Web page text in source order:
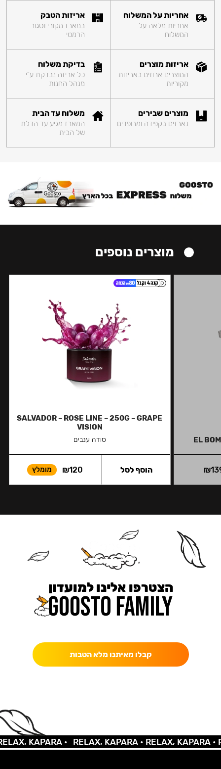
אחריות על המשלוח
אחריות מלאה על
המשלוח
אריזות הטבק
במארז מקורי וסגור
הרמטי
אריזות מוצרים
המוצרים ארוזים באריזות
מקוריות
בדיקת משלוח
כל אריזה נבדקת ע"י
מנהל החנות
מוצרים שבירים
נארזים בקפידה ומרופדים
משלוח עד הבית
המארז מגיע עד הדלת
של הבית
מוצרים נוספים
EL
₪
קל
SALVADOR – ROSE LINE – 250G – GRAPE
VISION
סודה ענבים
₪120 מומלץ הוסף לסל
הצטרפו אלינו למועדון
קבלו מאיתנו מלא הטבות
KAPARA • RELAX, KAPARA •RELAX, KAPARA •